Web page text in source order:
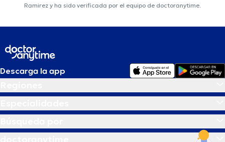
Ramirez y ha sido verificada por el equipo de doctoranytime.
Descarga la app